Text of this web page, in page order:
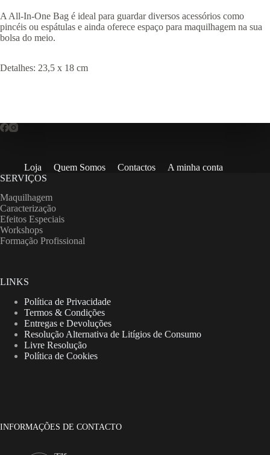
A All-In-One Bag é ideal para guardar diversos acessórios como
pincéis ou espátulas e ainda oferece espaço para maquilhagem na sua
bolsa do meio.
Detalhes: 23,5 x 18 cm
Loja Quem Somos Contactos
A minha conta
SERVIÇOS
Maquilhagem
Caracterização
Efeitos Especiais
Workshops
Formação Profissional
LINKS
Política de Privacidade
Termos & Condições
Entregas e Devoluções
Resolução Alternativa de Litígios de Consumo
Livre Resolução
Política de Cookies
INFORMAÇÕES DE CONTACTO